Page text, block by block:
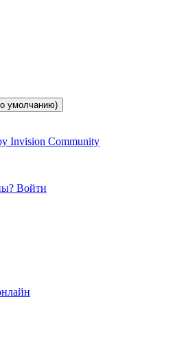
умолчанию)
Invision Community
Войти